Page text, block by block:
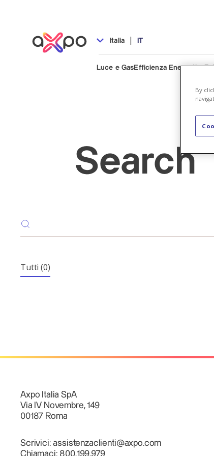
Italia | IT
Luce e GasEfficienza Energetica
Search
Tutti(0)
Axpo Italia SpA
Via IV Novembre, 149
00187 Roma
Scrivici: assistenzaclienti@axpo.com
Chiamaci: 800.199.979
By